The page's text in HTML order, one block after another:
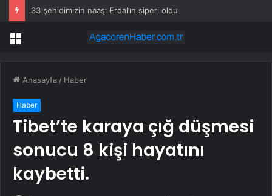
33 şehidimizin naaşı Erdal’ın siperi oldu
Menü
Anasayfa / Haber
Haber
Tibet’te karaya çığ düşmesi
sonucu 8 kişi hayatını
kaybetti.